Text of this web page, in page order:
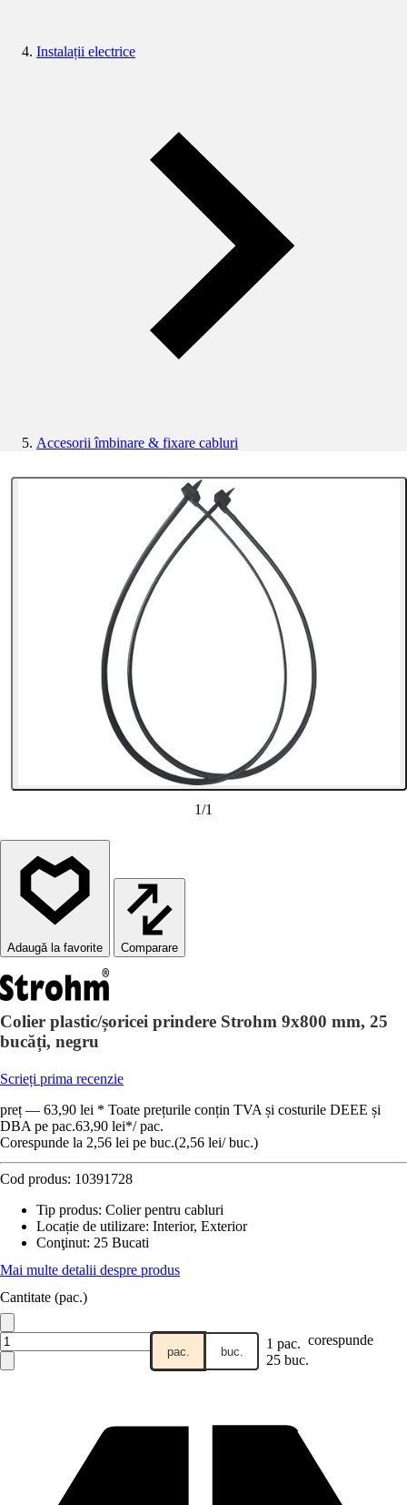
Instalații electrice
Accesorii îmbinare & fixare cabluri
1/1
Comparare
Colier plastic/șoricei prindere Strohm 9x800 mm, 25
bucăți, negru
Scrieți prima recenzie
preț — 63,90 lei * Toate prețurile conțin TVA și costurile DEEE și
DBA pe pac.63,90 lei*/ pac.
Corespunde la 2,56 lei pe buc.(2,56 lei/ buc.)
Cod produs: 10391728
Tip produs: Colier pentru cabluri
Locație de utilizare: Interior, Exterior
Conţinut: 25 Bucati
Mai multe detalii despre produs
Cantitate (pac.)
pac. buc. 1 pac. corespunde
25 buc.